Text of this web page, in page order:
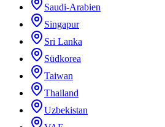
Saudi-Arabien
Singapur
Sri Lanka
Südkorea
Taiwan
Thailand
Uzbekistan